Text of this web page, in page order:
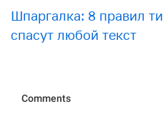
Шпаргалка: 8 правил
спасут любой текст